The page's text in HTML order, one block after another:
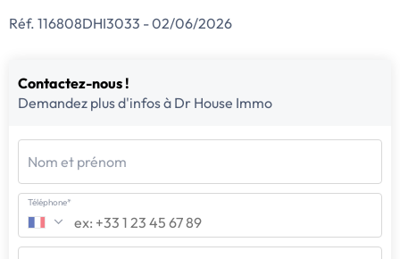
Réf. 116808DHI3033 - 02/06/2026
Contactez-nous !
Demandez plus d'infos à Dr House Immo
Nom et prénom
Téléphone*